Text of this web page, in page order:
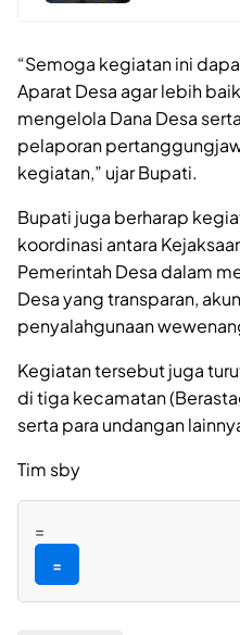
“Semoga kegiatan ini
Aparat Desa agar lebih
mengelola Dana Desa
pelaporan
kegiatan,” ujar Bupati.
Bupati juga berharap
koordinasi antara
Pemerintah Desa dalam
Desa yang transparan,
penyalahgunaan
Kegiatan tersebut juga
di tiga kecamatan
serta para undangan
Tim sby
=
=